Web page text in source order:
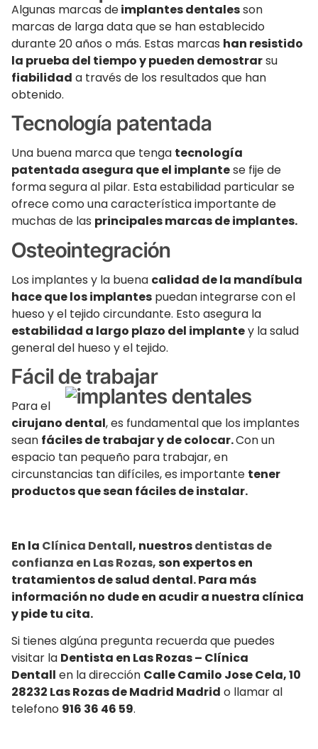
Algunas marcas deimplantes dentalesson
marcas de larga data que se han establecido
durante 20 años o más. Estas marcas han resistido
la prueba del tiempo y pueden demostrarsu
fiabilidad a través de los resultados que han
obtenido.
Tecnología patentada
Una buena marca que tenga tecnología
patentada asegura que el implantese fije de
forma segura al pilar. Esta estabilidad particular se
ofrece como una característica importante de
muchas de las principales marcas de implantes.
Osteointegración
Los implantes y la buena calidad de la mandíbula
hace que los implantes puedan integrarse con el
hueso y el tejido circundante. Esto asegura la
estabilidad a largo plazo del implantey la salud
general del hueso y el tejido.
Fácil de trabajar
Para el
cirujano dental, es fundamental que los implantes
sean fáciles de trabajar y de colocar.Con un
espacio tan pequeño para trabajar, en
circunstancias tan difíciles, es importante tener
productos que sean fáciles de instalar.
En la Clínica Dentall, nuestrosdentistas de
confianza en Las Rozas,son expertos en
tratamientos de salud dental. Para más
información no dude en acudir a nuestra clínica
y pide tu cita.
Si tienes algúna pregunta recuerda que puedes
visitar la Dentista en Las Rozas – Clínica
Dentall en la dirección Calle Camilo Jose Cela, 10
28232 Las Rozas de Madrid Madrid o llamar al
telefono 916 36 46 59.